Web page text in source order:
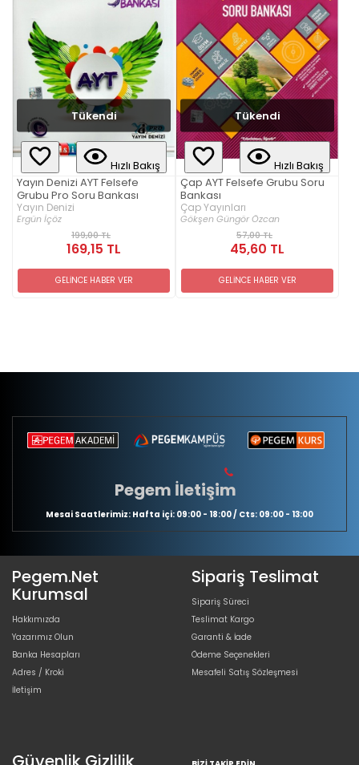
Tükendi
Hızlı Bakış
Yayın Denizi AYT Felsefe
Grubu Pro Soru Bankası
Yayın Denizi
Ergün İçöz
199,00 TL
169,15 TL
GELİNCE HABER VER
Tükendi
Hızlı Bakış
Çap AYT Felsefe Grubu Soru
Bankası
Çap Yayınları
Gökşen Güngör Özcan
57,00 TL
45,60 TL
GELİNCE HABER VER
Pegem İletişim
Mesai Saatlerimiz: Hafta içi: 09:00 - 18:00 / Cts: 09:00 - 13:00
Pegem.Net
Kurumsal
Hakkımızda
Yazarımız Olun
Banka Hesapları
Adres / Kroki
İletişim
Sipariş Teslimat
Sipariş Süreci
Teslimat Kargo
Garanti & İade
Ödeme Seçenekleri
Mesafeli Satış Sözleşmesi